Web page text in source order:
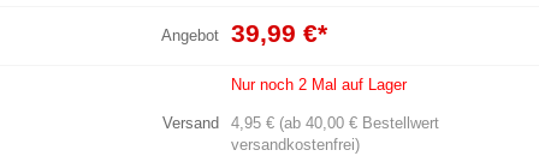
Angebot 39,99 €*
Nur noch 2 Mal auf Lager
Versand
4,95 € (ab 40,00 € Bestellwert
versandkostenfrei)